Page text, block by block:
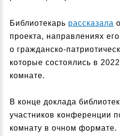
Библиотекарь рассказала
проекта, направлениях
о гражданско-
которые состоялись в
комнате.
В конце доклада
участников конференции
комнату в очном формате.